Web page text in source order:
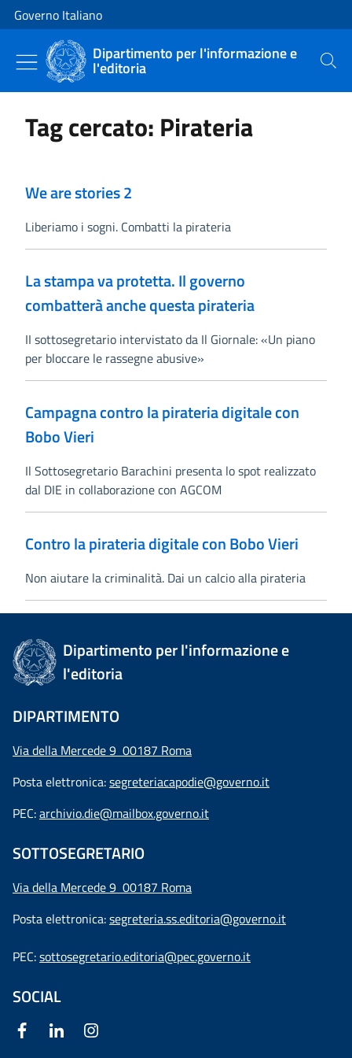
Vai al contenuto
Vai alla navigazione del sito
Governo Italiano
Dipartimento per l'informazione e
l'editoria Cerca
Tag cercato: Pirateria
We are stories 2
Liberiamo i sogni. Combatti la pirateria
La stampa va protetta. Il governo
combatterà anche questa pirateria
II sottosegretario intervistato da Il Giornale: «Un piano
per bloccare le rassegne abusive»
Campagna contro la pirateria digitale con
Bobo Vieri
Il Sottosegretario Barachini presenta lo spot realizzato
dal DIE in collaborazione con AGCOM
Contro la pirateria digitale con Bobo Vieri
Non aiutare la criminalità. Dai un calcio alla pirateria
Dipartimento per l'informazione e
l'editoria
DIPARTIMENTO
Via della Mercede 9 00187 Roma
Posta elettronica:segreteriacapodie@governo.it
PEC:archivio.die@mailbox.governo.it
SOTTOSEGRETARIO
Via della Mercede 9 00187 Roma
Posta elettronica:segreteria.ss.editoria@governo.it
PEC:sottosegretario.editoria@pec.governo.it
SOCIAL